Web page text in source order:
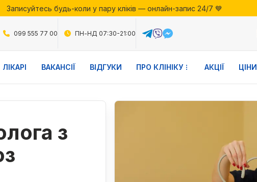
Записуйтесь будь-коли у пару кліків — онлайн-запис 24/7 💙
Записуйтесь будь-коли у пару кліків — онлайн-запис 24/7 💙
099 555 77 00 ПН-НД 07:30-21:00
ЛІКАРІ ВАКАНСІЇ ВІДГУКИ ПРО КЛІНІКУ АКЦІЇ ЦІНИ
з